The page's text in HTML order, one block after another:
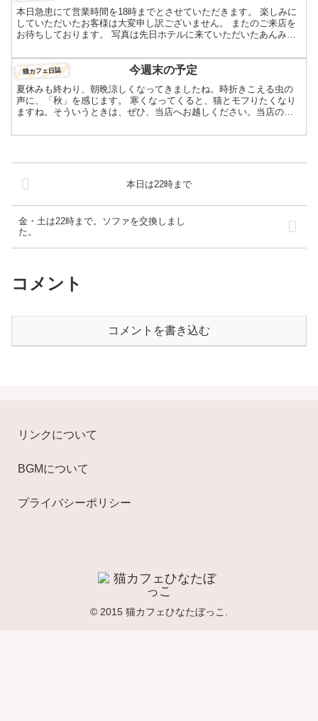
本日急患にて営業時間を18時までとさせていただきます。 楽しみに
していただいたお客様は大変申し訳ございません。 またのご来店を
お待ちしております。 写真は先日ホテルに来ていただいたあんみつ
猫カフェ日誌 今週末の予定
夏休みも終わり、朝晩涼しくなってきましたね。時折きこえる虫の
声に、「秋」を感じます。 寒くなってくると、猫とモフりたくなり
ますね。そういうときは、ぜひ、当店へお越しください。当店の猫
本日は22時まで
金・土は22時まで。ソファを交換しまし
た。
コメント
コメントを書き込む
リンクについて
BGMについて
プライバシーポリシー
© 2015 猫カフェひなたぼっこ.